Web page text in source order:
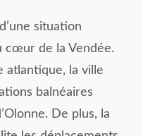
situation
cœur de la Vendée.
atlantique, la ville
balnéaires
De plus, la